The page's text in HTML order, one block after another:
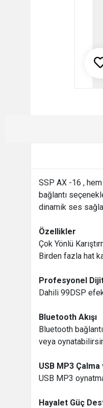
SSP AX -16 ,
bağlantı
dinamik ses
Özellikler
Çok Yönlü
Birden fazla hat
Profesyonel
Dahili 99DSP
Bluetooth Akışı
Bluetooth
veya
USB MP3 Çalma
USB MP3
Hayalet Güç